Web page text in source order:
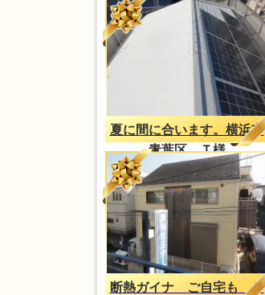
夏に間に合います。横浜市
青葉区 Ｔ様
断熱ガイナ ご自宅も Ｔ